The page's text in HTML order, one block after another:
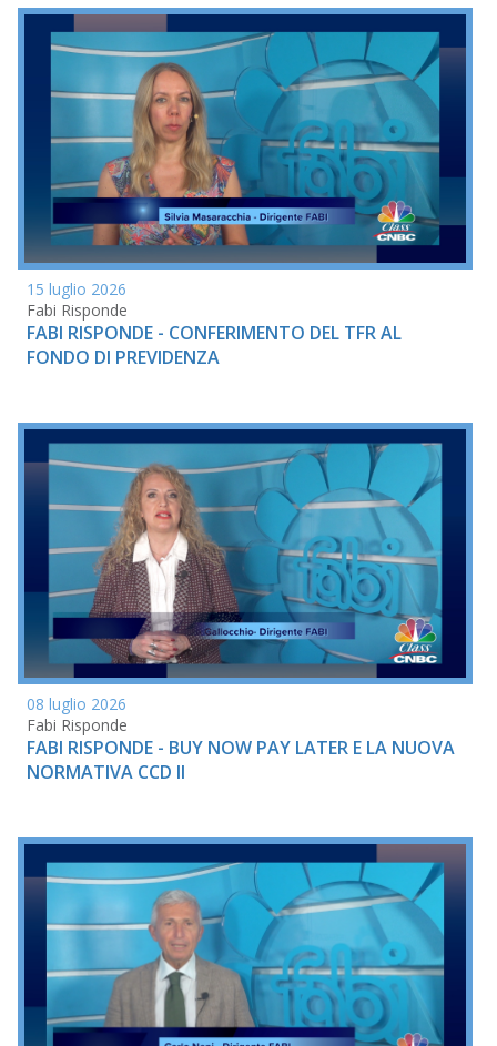
15 luglio 2026
Fabi Risponde
FABI RISPONDE - CONFERIMENTO DEL TFR AL
FONDO DI PREVIDENZA
08 luglio 2026
Fabi Risponde
FABI RISPONDE - BUY NOW PAY LATER E LA NUOVA
NORMATIVA CCD II